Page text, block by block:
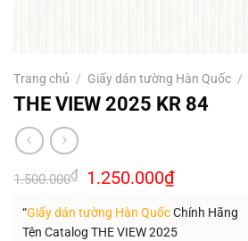
Trang chủ / Giấy dán tường Hàn Quốc /
THE VIEW 2025 KR 84
1.500.000₫ Giá
gốc
1.500.000₫.
1.250.000₫Giá
hiện
là:
1.250.000₫.
“Giấy dán tường Hàn QuốcChính Hãng
Tên Catalog THE VIEW 2025